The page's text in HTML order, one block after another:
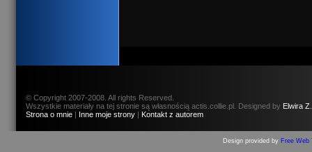
© Copyright 2007-2008. All rights Reserved.
Wszystkie materiały na tej stronie są własnością actis.collie.pl. Designed by Elwira Z.
Strona o mnie| Inne moje strony| Kontakt z autorem
Design provided by Free Web